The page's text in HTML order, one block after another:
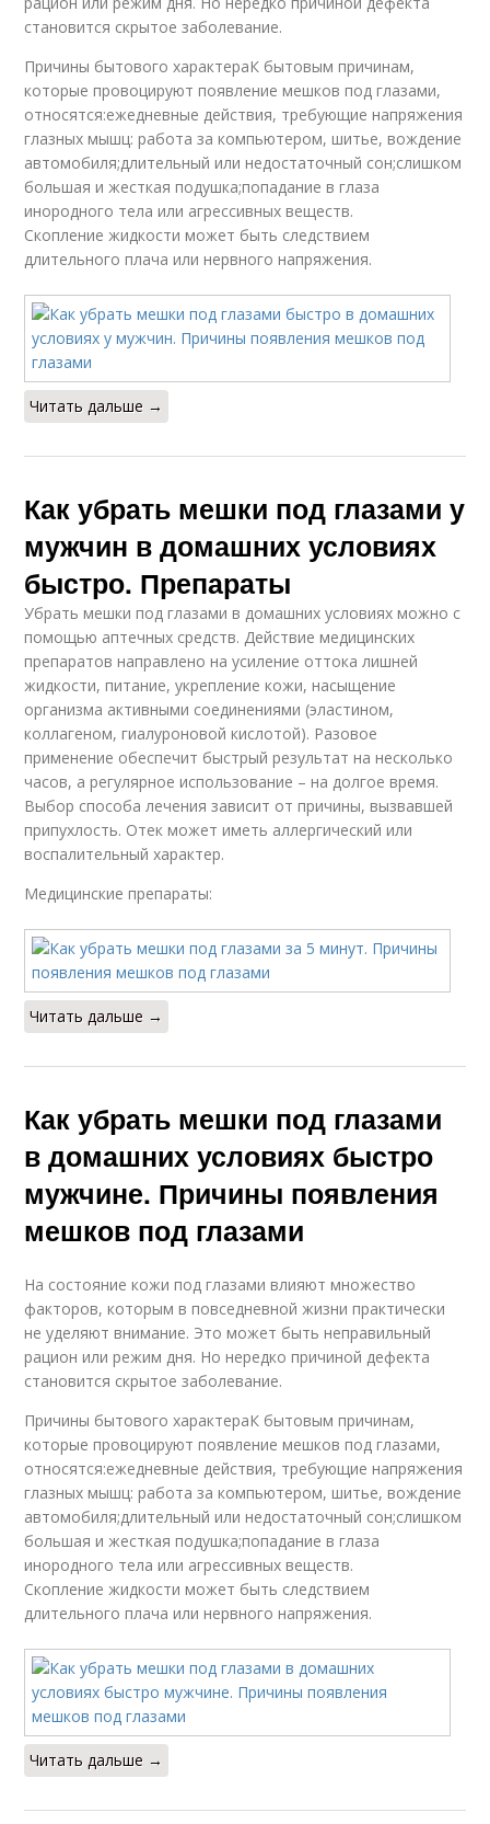
становится скрытое заболевание.
Причины бытового характераК бытовым причинам,
которые провоцируют появление мешков под глазами,
относятся:ежедневные действия, требующие напряжения
глазных мышц: работа за компьютером, шитье, вождение
автомобиля;длительный или недостаточный сон;слишком
большая и жесткая подушка;попадание в глаза
инородного тела или агрессивных веществ.
Скопление жидкости может быть следствием
длительного плача или нервного напряжения.
Читать дальше →
Как убрать мешки под глазами у
мужчин в домашних условиях
быстро. Препараты
Убрать мешки под глазами в домашних условиях можно с
помощью аптечных средств. Действие медицинских
препаратов направлено на усиление оттока лишней
жидкости, питание, укрепление кожи, насыщение
организма активными соединениями (эластином,
коллагеном, гиалуроновой кислотой). Разовое
применение обеспечит быстрый результат на несколько
часов, а регулярное использование – на долгое время.
Выбор способа лечения зависит от причины, вызвавшей
припухлость. Отек может иметь аллергический или
воспалительный характер.
Медицинские препараты:
Читать дальше →
Как убрать мешки под глазами
в домашних условиях быстро
мужчине. Причины появления
мешков под глазами
На состояние кожи под глазами влияют множество
факторов, которым в повседневной жизни практически
не уделяют внимание. Это может быть неправильный
рацион или режим дня. Но нередко причиной дефекта
становится скрытое заболевание.
Причины бытового характераК бытовым причинам,
которые провоцируют появление мешков под глазами,
относятся:ежедневные действия, требующие напряжения
глазных мышц: работа за компьютером, шитье, вождение
автомобиля;длительный или недостаточный сон;слишком
большая и жесткая подушка;попадание в глаза
инородного тела или агрессивных веществ.
Скопление жидкости может быть следствием
длительного плача или нервного напряжения.
Читать дальше →